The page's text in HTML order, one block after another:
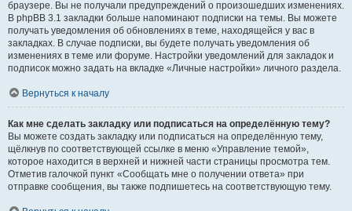
браузере. Вы не получали предупреждений о произошедших изменениях.
В phpBB 3.1 закладки больше напоминают подписки на темы. Вы можете
получать уведомления об обновлениях в теме, находящейся у вас в
закладках. В случае подписки, вы будете получать уведомления об
изменениях в теме или форуме. Настройки уведомлений для закладок и
подписок можно задать на вкладке «Личные настройки» личного раздела.
Вернуться к началу
Как мне сделать закладку или подписаться на определённую тему?
Вы можете создать закладку или подписаться на определённую тему,
щёлкнув по соответствующей ссылке в меню «Управление темой»,
которое находится в верхней и нижней части страницы просмотра тем.
Отметив галочкой пункт «Сообщать мне о получении ответа» при
отправке сообщения, вы также подпишетесь на соответствующую тему.